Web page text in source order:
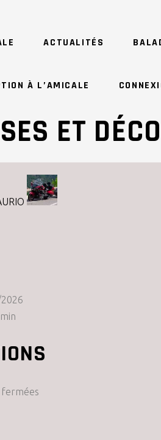
ACTUALITÉS
À L’AMICALE
ET
2026
fermées